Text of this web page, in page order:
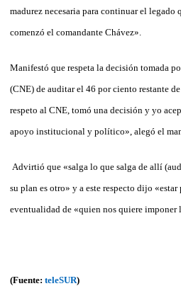
madurez necesaria para continuar el
comenzó el comandante Chávez».
Manifestó que respeta la decisión tomada
(CNE) de auditar el 46 por ciento restante
respeto al CNE, tomó una decisión y yo
apoyo institucional y político», alegó el
Advirtió que «salga lo que salga de allí
su plan es otro» y a este respecto dijo
eventualidad de «quien nos quiere imponer
(Fuente: teleSUR)